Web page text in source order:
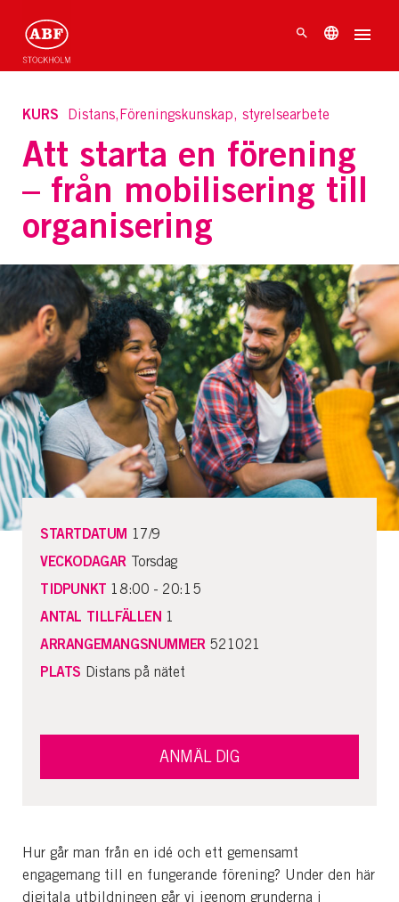
KURS Distans,Föreningskunskap, styrelsearbete
Att starta en förening
– från mobilisering till
organisering
Hur går man från en idé och ett gemensamt
engagemang till en fungerande förening? Under den här
digitala utbildningen går vi igenom grunderna i
STARTDATUM 17/9
VECKODAGAR Torsdag
TIDPUNKT 18:00 - 20:15
ANTAL TILLFÄLLEN 1
ARRANGEMANGSNUMMER 521021
PLATS Distans på nätet
ANMÄL DIG